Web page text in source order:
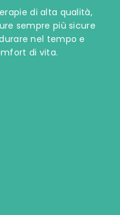
di alta qualità,
sempre più sicure
nel tempo e
di vita.